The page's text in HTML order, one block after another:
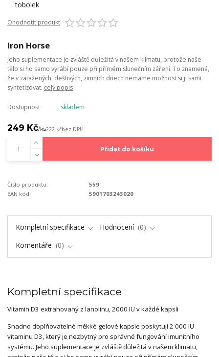
Ohodnotit produkt
Iron Horse
Jeho suplementace je zvláště důležitá v našem klimatu, protože naše
tělo si ho samo vyrábí pouze při přímém slunečním záření. To znamená,
že v zatažených, deštivých, zimních dnech nemáme možnost si ji sami
syntetizovat. celý popis
Dostupnost skladem
249 Kč/ks222 Kčbez DPH
Přidat do košíku
Číslo produktu:
559
EAN kód:
5901703243020
Kompletní specifikace Hodnocení
0
Komentáře
0
Kompletní specifikace
Vitamin D3 extrahovaný z lanolinu, 2000 IU v každé kapsli
Snadno doplňovatelné měkké gelové kapsle poskytují 2 000 IU
vitaminu D3, který je nezbytný pro správné fungování imunitního
systému. Jeho suplementace je zvláště důležitá v našem klimatu,